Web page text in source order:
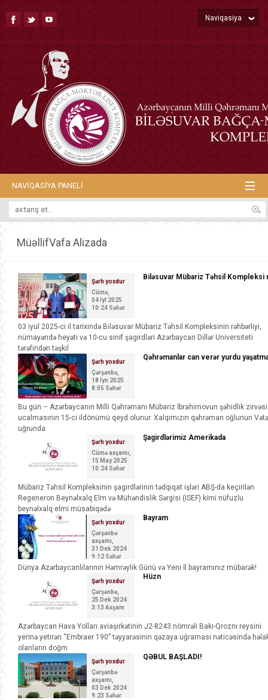
Naviqasiya
NAVIQASIYA PANELI
MüəllifVafa Alizada
Şərh yoxdur
Cümə,
04 İyl 2025
10:24 Səhər
Biləsuvar Mübariz Təhsil Kompleksi
03 iyul 2025-ci il tarixində Biləsuvar Mübariz Təhsil Kompleksinin rəhbərliyi,
nümayəndə heyəti və 10-cu sinif şagirdləri Azərbaycan Dillər Universiteti
tərəfindən təşkil
Şərh yoxdur
Çərşənbə,
18 İyn 2025
8:05 Səhər
Qəhrəmanlar can verər yurdu
Bu gün – Azərbaycanın Milli Qəhrəmanı Mübariz İbrahimovun şəhidlik
ucalmasının 15-ci ildönümü qeyd olunur. Xalqımızın qəhrəman oğlunun
uğrunda
Şərh yoxdur
Cümə axşamı,
15 May 2025
10:24 Səhər
Şagirdlərimiz Amerikada
Mübariz Təhsil Kompleksinin şagirdlərinin tədqiqat işləri ABŞ-da keçirilən
Regeneron Beynəlxalq Elm və Mühəndislik Sərgisi (ISEF) kimi nüfuzlu
beynəlxalq elmi müsabiqədə
Şərh yoxdur
Çərşənbə
axşamı,
31 Dek 2024
9:12 Səhər
Bayram
Dünya Azərbaycanlılarının Həmrəylik Günü və Yeni İl bayramınız mübarək!
Şərh yoxdur
Çərşənbə,
25 Dek 2024
3:13 Axşam
Hüzn
Azərbaycan Hava Yolları aviaşirkətinin J2-8243 nömrəli Bakı-Qroznı reysini
yerinə yetirən “Embraer 190” təyyarəsinin qəzaya uğraması nəticəsində
olanların doğm
Şərh yoxdur
Çərşənbə
axşamı,
03 Dek 2024
9:23 Səhər
QƏBUL BAŞLADI!